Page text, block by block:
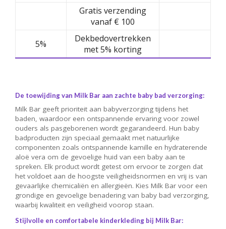
Gratis verzending
vanaf € 100
5%
Dekbedovertrekken
met 5% korting
De toewijding van Milk Bar aan zachte baby bad verzorging:
Milk Bar geeft prioriteit aan babyverzorging tijdens het
baden, waardoor een ontspannende ervaring voor zowel
ouders als pasgeborenen wordt gegarandeerd. Hun baby
badproducten zijn speciaal gemaakt met natuurlijke
componenten zoals ontspannende kamille en hydraterende
aloë vera om de gevoelige huid van een baby aan te
spreken. Elk product wordt getest om ervoor te zorgen dat
het voldoet aan de hoogste veiligheidsnormen en vrij is van
gevaarlijke chemicaliën en allergieën. Kies Milk Bar voor een
grondige en gevoelige benadering van baby bad verzorging,
waarbij kwaliteit en veiligheid voorop staan.
Stijlvolle en comfortabele kinderkleding bij Milk Bar: